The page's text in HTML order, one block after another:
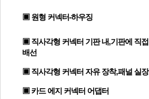
▣ 원형 커넥터-하우징
▣ 직사각형 커넥터 기판 내,기판에 직접
배선
▣ 직사각형 커넥터 자유 장착,패널 실장
▣ 카드 에지 커넥터 어댑터